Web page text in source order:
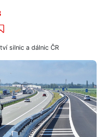
silnic a dálnic ČR